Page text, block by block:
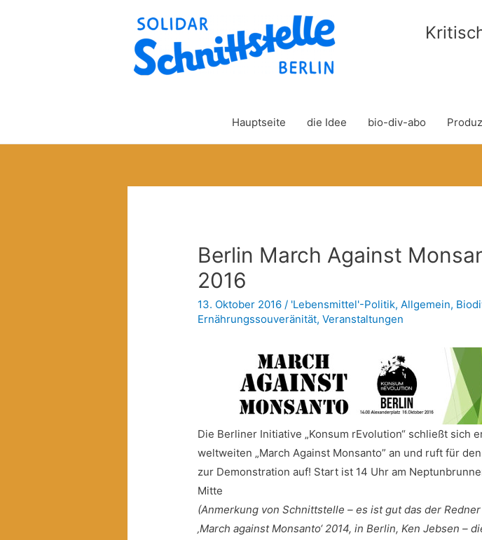
Hauptseite die Idee bio-div-abo
Berlin March Against
2016
13. Oktober 2016 / 'Lebensmittel'-Politik,Allgemein,
Ernährungssouveränität,Veranstaltungen
Die Berliner Initiative „Konsum rEvolution“ schließt sich
weltweiten „March Against Monsanto” an und ruft für den
zur Demonstration auf! Start ist 14 Uhr am
Mitte
(Anmerkung von Schnittstelle – es ist gut das der
‚March against Monsanto‘ 2014, in Berlin, Ken Jebsen –